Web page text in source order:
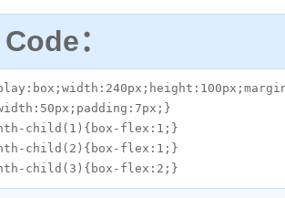
：
child(1){box-flex:1;}
child(2){box-flex:1;}
child(3){box-flex:2;}